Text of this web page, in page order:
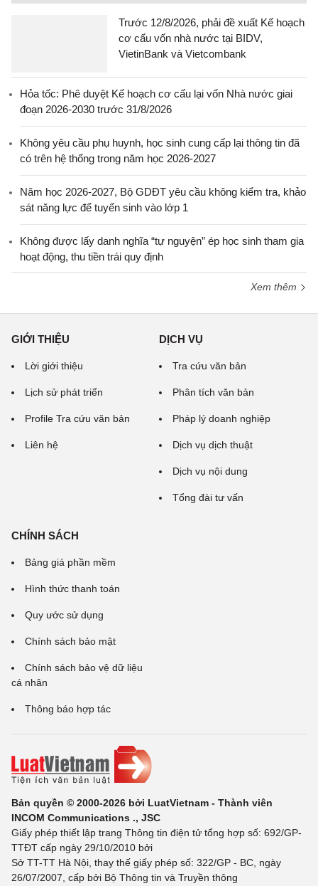
Trước 12/8/2026, phải đề xuất Kế hoạch
cơ cấu vốn nhà nước tại BIDV,
VietinBank và Vietcombank
Hỏa tốc: Phê duyệt Kế hoạch cơ cấu lại vốn Nhà nước giai
đoạn 2026-2030 trước 31/8/2026
Không yêu cầu phụ huynh, học sinh cung cấp lại thông tin đã
có trên hệ thống trong năm học 2026-2027
Năm học 2026-2027, Bộ GDĐT yêu cầu không kiểm tra, khảo
sát năng lực để tuyển sinh vào lớp 1
Không được lấy danh nghĩa “tự nguyện” ép học sinh tham gia
hoạt động, thu tiền trái quy định
Xem thêm
GIỚI THIỆU
Lời giới thiệu
Lịch sử phát triển
Profile Tra cứu văn bản
Liên hệ
DỊCH VỤ
Tra cứu văn bản
Phân tích văn bản
Pháp lý doanh nghiệp
Dịch vụ dịch thuật
Dịch vụ nội dung
Tổng đài tư vấn
CHÍNH SÁCH
Bảng giá phần mềm
Hình thức thanh toán
Quy ước sử dụng
Chính sách bảo mật
Chính sách bảo vệ dữ liệu
cá nhân
Thông báo hợp tác
Bản quyền © 2000-2026 bởi LuatVietnam - Thành viên
INCOM Communications ., JSC
Giấy phép thiết lập trang Thông tin điện tử tổng hợp số: 692/GP-
TTĐT cấp ngày 29/10/2010 bởi
Sở TT-TT Hà Nội, thay thế giấy phép số: 322/GP - BC, ngày
26/07/2007, cấp bởi Bộ Thông tin và Truyền thông